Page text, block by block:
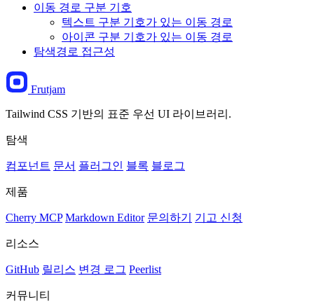
이동 경로 구분 기호
텍스트 구분 기호가 있는 이동 경로
아이콘 구분 기호가 있는 이동 경로
탐색경로 접근성
Frutjam
Tailwind CSS 기반의 표준 우선 UI 라이브러리.
탐색
컴포넌트 문서 플러그인 블록 블로그
제품
Cherry MCP Markdown Editor 문의하기 기고 신청
리소스
GitHub 릴리스 변경 로그 Peerlist
커뮤니티